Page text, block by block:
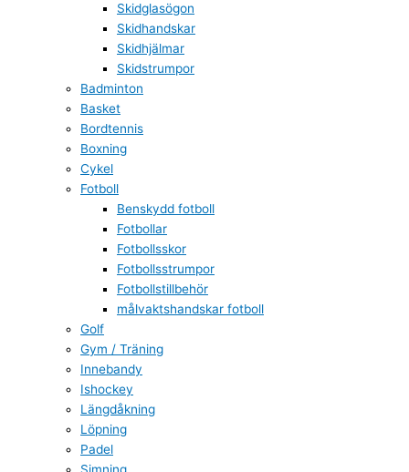
Skidglasögon
Skidhandskar
Skidhjälmar
Skidstrumpor
Badminton
Basket
Bordtennis
Boxning
Cykel
Fotboll
Benskydd fotboll
Fotbollar
Fotbollsskor
Fotbollsstrumpor
Fotbollstillbehör
målvaktshandskar fotboll
Golf
Gym / Träning
Innebandy
Ishockey
Längdåkning
Löpning
Padel